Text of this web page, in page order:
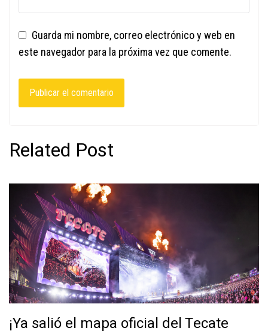
Guarda mi nombre, correo electrónico y web en
este navegador para la próxima vez que comente.
Related Post
¡Ya salió el mapa oficial del Tecate